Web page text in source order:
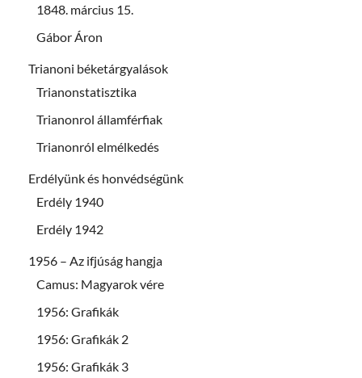
1848. március 15.
Gábor Áron
Trianoni béketárgyalások
Trianonstatisztika
Trianonrol államférfiak
Trianonról elmélkedés
Erdélyünk és honvédségünk
Erdély 1940
Erdély 1942
1956 – Az ifjúság hangja
Camus: Magyarok vére
1956: Grafikák
1956: Grafikák 2
1956: Grafikák 3